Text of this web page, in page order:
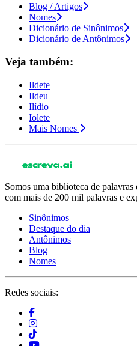
Blog / Artigos
Nomes
Dicionário de Sinônimos
Dicionário de Antônimos
Veja também:
Ildete
Ildeu
Ilídio
Iolete
Mais Nomes
Somos uma biblioteca de
com mais de 200 mil palavras e
Sinônimos
Destaque do dia
Antônimos
Blog
Nomes
Redes sociais: